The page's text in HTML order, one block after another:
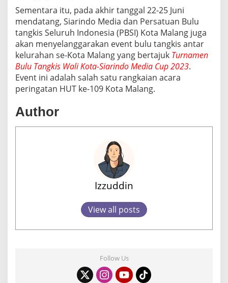
Sementara itu, pada akhir tanggal 22-25 Juni
mendatang, Siarindo Media dan Persatuan Bulu
tangkis Seluruh Indonesia (PBSI) Kota Malang juga
akan menyelanggarakan event bulu tangkis antar
kelurahan se-Kota Malang yang bertajuk Turnamen
Bulu Tangkis Wali Kota-Siarindo Media Cup 2023.
Event ini adalah salah satu rangkaian acara
peringatan HUT ke-109 Kota Malang.
Author
Izzuddin
View all posts
Follow Us